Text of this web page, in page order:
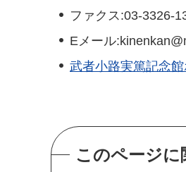
ファクス:03-3326-
Eメール
武者小路実篤記念
このページ